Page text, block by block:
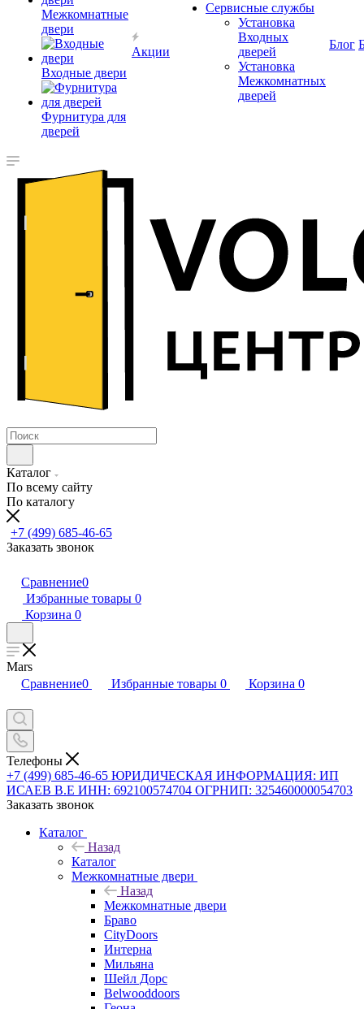
Межкомнатные
двери
Входные двери
Фурнитура для
дверей
Акции
Сервисные службы
Установка
Входных
дверей
Установка
Межкомнатных
дверей
Блог
Каталог
По всему сайту
По каталогу
+7 (499) 685-46-65
Заказать звонок
Сравнение0
Избранные товары 0
Корзина 0
Mars
Сравнение0 Избранные товары 0 Корзина 0
Телефоны
+7 (499) 685-46-65 ЮРИДИЧЕСКАЯ ИНФОРМАЦИЯ: ИП
ИСАЕВ В.Е ИНН: 692100574704 ОГРНИП: 325460000054703
Заказать звонок
Каталог
Назад
Каталог
Межкомнатные двери
Назад
Межкомнатные двери
Браво
CityDoors
Интерна
Мильяна
Шейл Дорс
Belwooddoors